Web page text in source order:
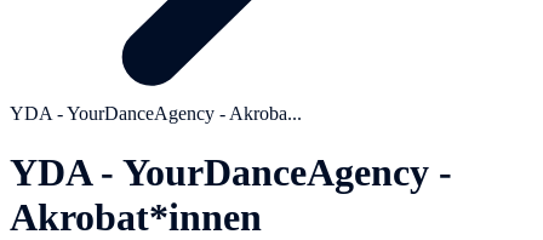
YDA - YourDanceAgency - Akroba...
YDA - YourDanceAgency -
Akrobat*innen